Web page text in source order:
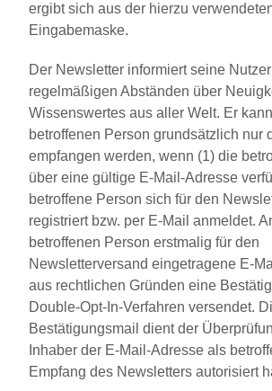
ergibt sich aus der hierzu
Eingabemaske.
Der Newsletter informiert seine
regelmäßigen Abständen über
Wissenswertes aus aller Welt. Er
betroffenen Person grundsätzlich nur
empfangen werden, wenn (1) die
über eine gültige E-Mail-Adresse
betroffene Person sich für den
registriert bzw. per E-Mail anmeldet.
betroffenen Person erstmalig für den
Newsletterversand eingetragene E-
aus rechtlichen Gründen eine
Double-Opt-In-Verfahren versendet.
Bestätigungsmail dient der
Inhaber der E-Mail-Adresse als
Empfang des Newsletters autorisiert